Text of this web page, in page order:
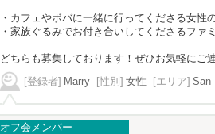
・カフェやボバに一緒に行ってくださる女性
・家族ぐるみでお付き合いしてくださるファ
どちらも募集しております！ぜひお気軽にご
[登録者] Marry [性別] 女性 [エリア] San
オフ会メンバー